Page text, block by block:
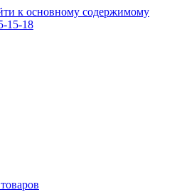
к основному содержимому
15-18